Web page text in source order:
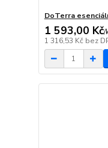
DoTerra
1 593,00 Kč/
1 316,53 Kč bez